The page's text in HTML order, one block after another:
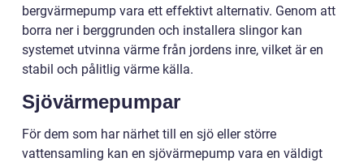
bergvärmepump vara ett effektivt alternativ. Genom att
borra ner i berggrunden och installera slingor kan
systemet utvinna värme från jordens inre, vilket är en
stabil och pålitlig värme källa.
Sjövärmepumpar
För dem som har närhet till en sjö eller större
vattensamling kan en sjövärmepump vara en väldigt